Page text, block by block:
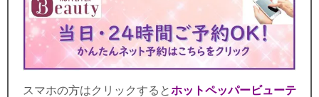
スマホの方はクリックするとホットペッパービューテ